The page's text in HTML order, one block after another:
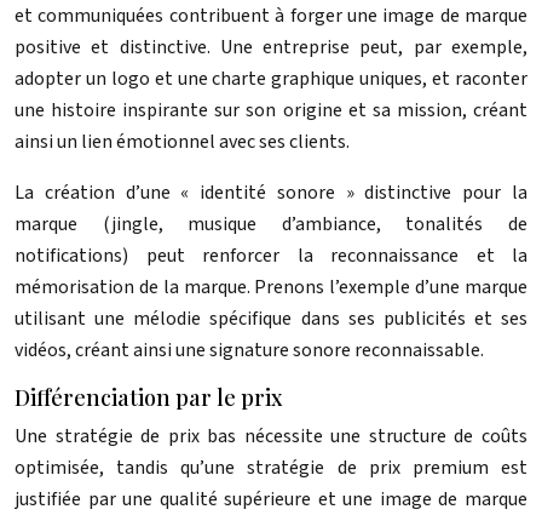
et communiquées contribuent à forger une image de marque
positive et distinctive. Une entreprise peut, par exemple,
adopter un logo et une charte graphique uniques, et raconter
une histoire inspirante sur son origine et sa mission, créant
ainsi un lien émotionnel avec ses clients.
La création d’une « identité sonore » distinctive pour la
marque (jingle, musique d’ambiance, tonalités de
notifications) peut renforcer la reconnaissance et la
mémorisation de la marque. Prenons l’exemple d’une marque
utilisant une mélodie spécifique dans ses publicités et ses
vidéos, créant ainsi une signature sonore reconnaissable.
Différenciation par le prix
Une stratégie de prix bas nécessite une structure de coûts
optimisée, tandis qu’une stratégie de prix premium est
justifiée par une qualité supérieure et une image de marque